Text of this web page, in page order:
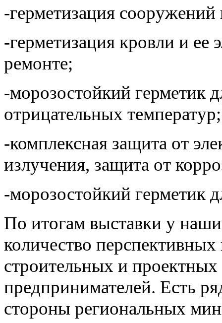
-герметизация
-герметизация кровли и ее
ремонте;
-морозостойкий герметик
отрицательных температур;
-комплексная защита от
излучения, защита от
-морозостойкий герметик
По итогам выставки у
количество перспективных
строительных и
предпринимателей. Есть
стороны региональных